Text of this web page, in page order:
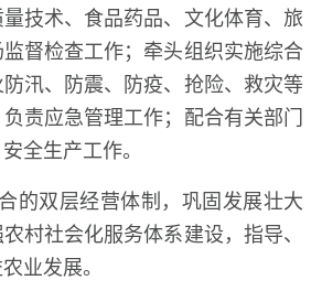
技术、食品药品、文化体育、旅
督检查工作；牵头组织实施综合
汛、防震、防疫、抢险、救灾等
责应急管理工作；配合有关部门
全生产工作。
的双层经营体制，巩固发展壮大
村社会化服务体系建设，指导、
业发展。